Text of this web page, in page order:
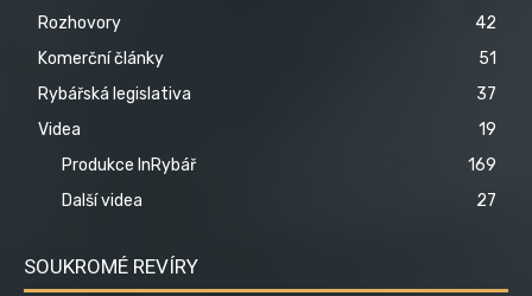
Rozhovory
42
Komerční články
51
Rybářská legislativa
37
Videa
19
Produkce InRybář
169
Další videa
27
SOUKROMÉ REVÍRY